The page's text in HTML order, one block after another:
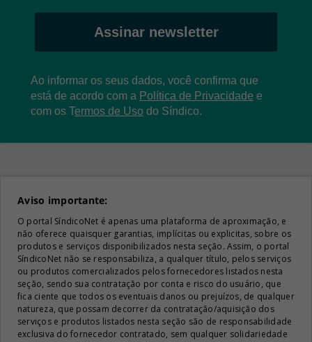
Assinar newsletter
Ao informar os seus dados, você confirma que
está de acordo com a Política de Privacidade e
com os Termos de Uso do Síndico.
Aviso importante:
O portal SíndicoNet é apenas uma plataforma de aproximação, e
não oferece quaisquer garantias, implícitas ou explicitas, sobre os
produtos e serviços disponibilizados nesta seção. Assim, o portal
SíndicoNet não se responsabiliza, a qualquer título, pelos serviços
ou produtos comercializados pelos fornecedores listados nesta
seção, sendo sua contratação por conta e risco do usuário, que
fica ciente que todos os eventuais danos ou prejuízos, de qualquer
natureza, que possam decorrer da contratação/aquisição dos
serviços e produtos listados nesta seção são de responsabilidade
exclusiva do fornecedor contratado, sem qualquer solidariedade